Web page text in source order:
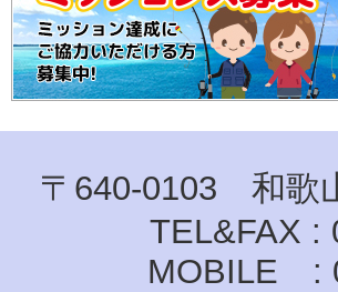
〒640-0103 和歌
TEL&FAX :
MOBILE :